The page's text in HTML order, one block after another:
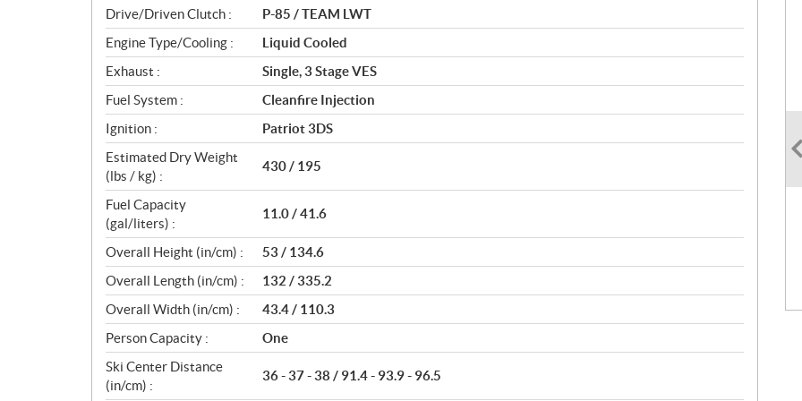
s
Drive/Driven Clutch :
P-85 / TEAM LWT
Engine Type/Cooling :
Liquid Cooled
Exhaust :
Single, 3 Stage VES
Fuel System :
Cleanfire Injection
Ignition :
Patriot 3DS
Estimated Dry Weight
(lbs / kg) :
430 / 195
Fuel Capacity
(gal/liters) :
11.0 / 41.6
Overall Height (in/cm) :
53 / 134.6
Overall Length (in/cm) :
132 / 335.2
Overall Width (in/cm) :
43.4 / 110.3
Person Capacity :
One
Ski Center Distance
(in/cm) :
36 - 37 - 38 / 91.4 - 93.9 - 96.5